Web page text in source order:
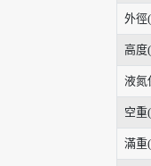
外徑
高度
液氮
空重
滿重